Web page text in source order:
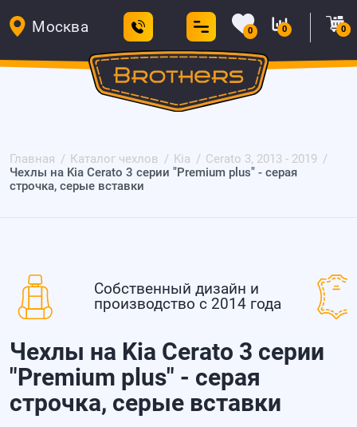
Москва 0 0 0
Главная Каталог чехлов Kia
Cerato 3, 2013 - 2019
Чехлы на Kia Cerato 3 серии "Premium plus" - серая
строчка, серые вставки
Собственный дизайн и
производство с 2014 года
Чехлы на Kia Cerato 3 серии
"Premium plus" - серая
строчка, серые вставки